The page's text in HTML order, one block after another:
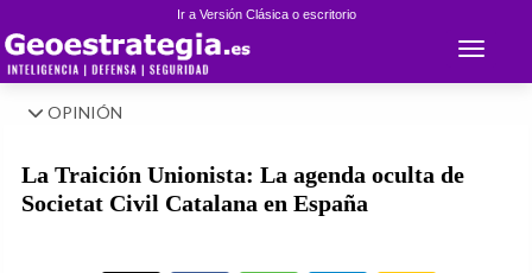
Ir a Versión Clásica o escritorio
Toggle
OPINIÓN
La Traición Unionista: La agenda oculta de
Societat Civil Catalana en España